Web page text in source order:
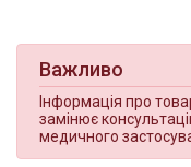
Важливо
Інформація про
замінює
медичного